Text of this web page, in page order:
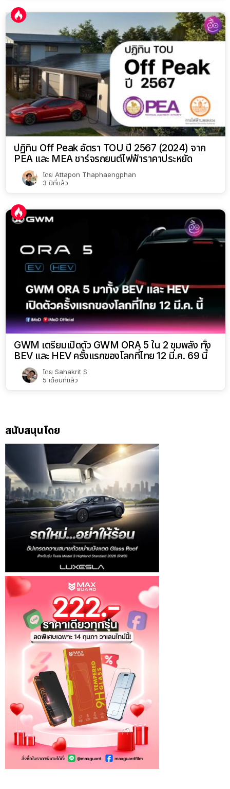
ปฏิทิน Off Peak อัตรา TOU ปี 2567 (2024) จาก
PEA และ MEA ชาร์จรถยนต์ไฟฟ้าราคาประหยัด
โดย Attapon Thaphaengphan
3 ปีที่แล้ว
GWM เตรียมเปิดตัว GWM ORA 5 ใน 2 ขุมพลัง ทั้ง
BEV และ HEV ครั้งแรกของโลกที่ไทย 12 มี.ค. 69 นี้
โดย Sahakrit S
5 เดือนที่แล้ว
สนับสนุนโดย